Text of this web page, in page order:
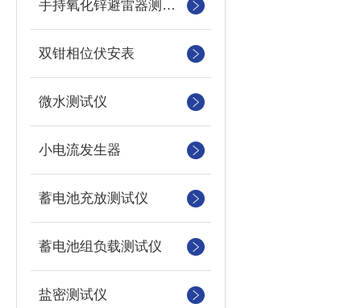
手持氧化锌避雷器测试仪
双钳相位伏安表
微水测试仪
小电流发生器
蓄电池充放测试仪
蓄电池组负载测试仪
盐密测试仪